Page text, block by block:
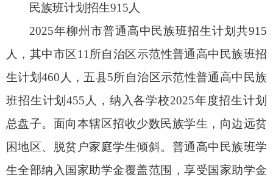
民族班计划招生915人
2025年柳州市普通高中民族班招生计划共915
人，其中市区11所自治区示范性普通高中民族班招
生计划460人，五县5所自治区示范性普通高中民族
班招生计划455人，纳入各学校2025年度招生计划
总盘子。面向本辖区招收少数民族学生，向边远贫
困地区、脱贫户家庭学生倾斜。普通高中民族班学
生全部纳入国家助学金覆盖范围，享受国家助学金